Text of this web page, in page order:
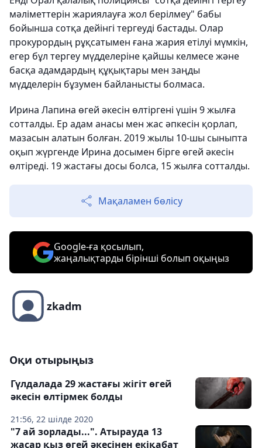
мәліметтерін жариялауға жол берілмеу" бабы
бойынша сотқа дейінгі тергеуді бастады. Олар
прокурордың рұқсатымен ғана жария етілуі мүмкін,
егер бұл тергеу мүдделеріне қайшы келмесе және
басқа адамдардың құқықтары мен заңды
мүдделерін бұзумен байланысты болмаса.
Ирина Лапина өгей әкесін өлтіргені үшін 9 жылға
сотталды. Ер адам анасы мен жас әпкесін қорлап,
мазасын алатын болған. 2019 жылы 10-шы сыныпта
оқып жүргенде Ирина досымен бірге өгей әкесін
өлтіреді. 19 жастағы досы болса, 15 жылға сотталды.
Мақаламен бөлісу
Google-ға қосылып,
жаңалықтарды бірінші болып оқыңыз
zkadm
Оқи отырыңыз
21:56, 22 шілде 2020
Гүлдалада 29 жастағы жігіт өгей
әкесін өлтірмек болды
"7 ай зорлады...". Атырауда 13
жасар қыз өгей әкесінен екіқабат